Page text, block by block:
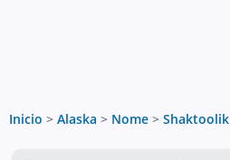
Inicio > Alaska > Nome > Shaktoolik